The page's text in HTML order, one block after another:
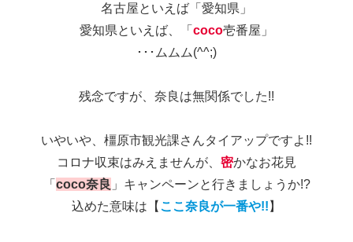
名古屋といえば「愛知県」
愛知県といえば、「 coco壱番屋」
･･･ムムム(^^;)
残念ですが、奈良は無関係でした!!
いやいや、橿原市観光課さんタイアップですよ!!
コロナ収束はみえませんが、 密かなお花見
「 coco奈良 」キャンペーンと行きましょうか!?
込めた意味は【 ここ奈良が一番や!! 】